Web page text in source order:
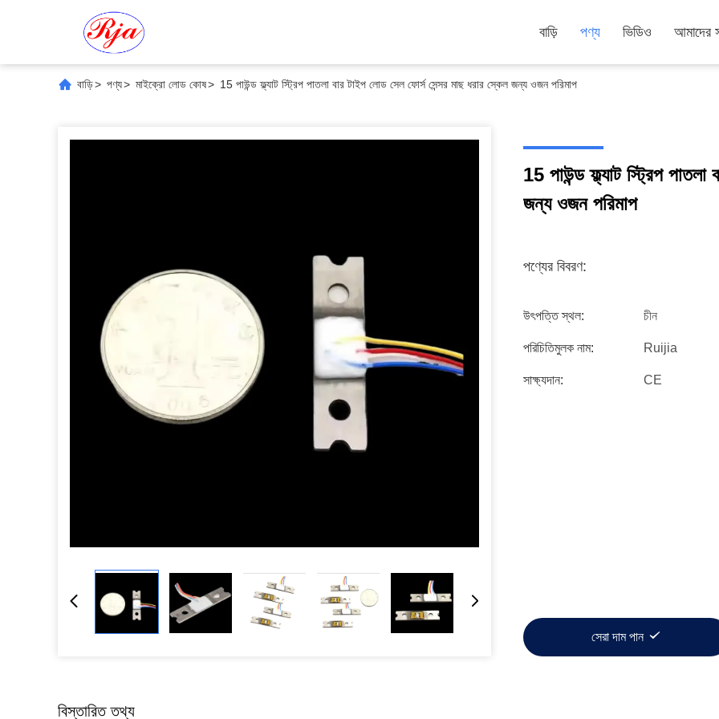
বাড়ি পণ্য ভিডিও আমাদের
বাড়ি> পণ্য> মাইক্রো লোড কোষ> 15 পাউন্ড ফ্ল্যাট স্ট্রিপ পাতলা বার টাইপ লোড সেল ফোর্স সেন্সর মাছ ধরার স্কেল জন্য ওজন পরিমাপ
15 পাউন্ড ফ্ল্যাট স্ট্রিপ
জন্য ওজন পরিমাপ
পণ্যের বিবরণ:
উৎপত্তি স্থল: চীন
পরিচিতিমুলক নাম: Ruijia
সাক্ষ্যদান: CE
সেরা দাম পান
বিস্তারিত তথ্য